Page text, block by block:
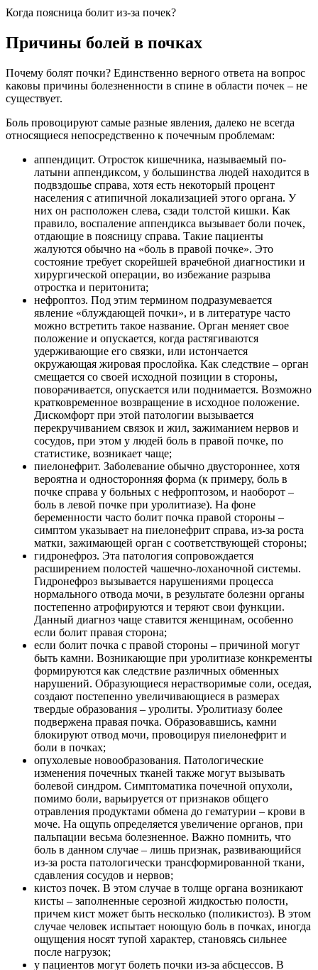
Когда поясница болит из-за почек?
Причины болей в почках
Почему болят почки? Единственно верного ответа на вопрос
каковы причины болезненности в спине в области почек – не
существует.
Боль провоцируют самые разные явления, далеко не всегда
относящиеся непосредственно к почечным проблемам:
аппендицит. Отросток кишечника, называемый по-
латыни аппендиксом, у большинства людей находится в
подвздошье справа, хотя есть некоторый процент
населения с атипичной локализацией этого органа. У
них он расположен слева, сзади толстой кишки. Как
правило, воспаление аппендикса вызывает боли почек,
отдающие в поясницу справа. Такие пациенты
жалуются обычно на «боль в правой почке». Это
состояние требует скорейшей врачебной диагностики и
хирургической операции, во избежание разрыва
отростка и перитонита;
нефроптоз. Под этим термином подразумевается
явление «блуждающей почки», и в литературе часто
можно встретить такое название. Орган меняет свое
положение и опускается, когда растягиваются
удерживающие его связки, или истончается
окружающая жировая прослойка. Как следствие – орган
смещается со своей исходной позиции в стороны,
поворачивается, опускается или поднимается. Возможно
кратковременное возвращение в исходное положение.
Дискомфорт при этой патологии вызывается
перекручиванием связок и жил, зажиманием нервов и
сосудов, при этом у людей боль в правой почке, по
статистике, возникает чаще;
пиелонефрит. Заболевание обычно двустороннее, хотя
вероятна и односторонняя форма (к примеру, боль в
почке справа у больных с нефроптозом, и наоборот –
боль в левой почке при уролитиазе). На фоне
беременности часто болит почка правой стороны –
симптом указывает на пиелонефрит справа, из-за роста
матки, зажимающей орган с соответствующей стороны;
гидронефроз. Эта патология сопровождается
расширением полостей чашечно-лоханочной системы.
Гидронефроз вызывается нарушениями процесса
нормального отвода мочи, в результате болезни органы
постепенно атрофируются и теряют свои функции.
Данный диагноз чаще ставится женщинам, особенно
если болит правая сторона;
если болит почка с правой стороны – причиной могут
быть камни. Возникающие при уролитиазе конкременты
формируются как следствие различных обменных
нарушений. Образующиеся нерастворимые соли, оседая,
создают постепенно увеличивающиеся в размерах
твердые образования – уролиты. Уролитиазу более
подвержена правая почка. Образовавшись, камни
блокируют отвод мочи, провоцируя пиелонефрит и
боли в почках;
опухолевые новообразования. Патологические
изменения почечных тканей также могут вызывать
болевой синдром. Симптоматика почечной опухоли,
помимо боли, варьируется от признаков общего
отравления продуктами обмена до гематурии – крови в
моче. На ощупь определяется увеличение органов, при
пальпации весьма болезненное. Важно помнить, что
боль в данном случае – лишь признак, развивающийся
из-за роста патологически трансформированной ткани,
сдавления сосудов и нервов;
кистоз почек. В этом случае в толще органа возникают
кисты – заполненные серозной жидкостью полости,
причем кист может быть несколько (поликистоз). В этом
случае человек испытает ноющую боль в почках, иногда
ощущения носят тупой характер, становясь сильнее
после нагрузок;
у пациентов могут болеть почки из-за абсцессов. В